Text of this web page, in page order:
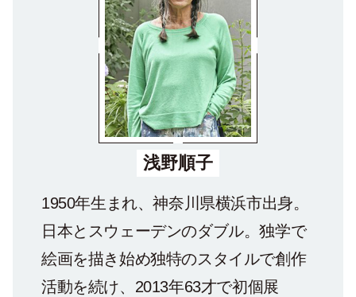
浅野順子
1950年生まれ、神奈川県横浜市出身。
日本とスウェーデンのダブル。独学で
絵画を描き始め独特のスタイルで創作
活動を続け、2013年63才で初個展